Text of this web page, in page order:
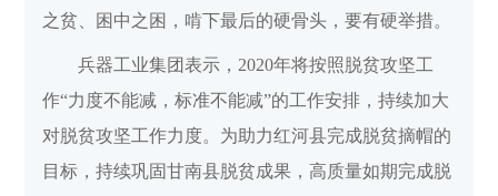
之贫、困中之困，啃下最后的硬骨头，要有硬举措。
兵器工业集团表示，2020年将按照脱贫攻坚工
作“力度不能减，标准不能减”的工作安排，持续加大
对脱贫攻坚工作力度。为助力红河县完成脱贫摘帽的
目标，持续巩固甘南县脱贫成果，高质量如期完成脱